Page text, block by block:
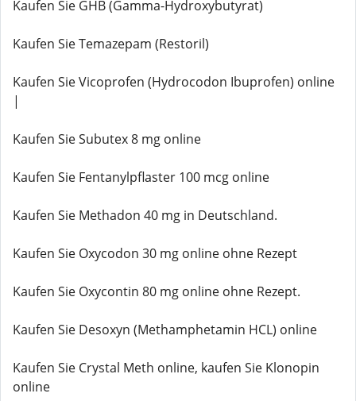
Kaufen Sie GHB (Gamma-Hydroxybutyrat)
Kaufen Sie Temazepam (Restoril)
Kaufen Sie Vicoprofen (Hydrocodon Ibuprofen) online
|
Kaufen Sie Subutex 8 mg online
Kaufen Sie Fentanylpflaster 100 mcg online
Kaufen Sie Methadon 40 mg in Deutschland.
Kaufen Sie Oxycodon 30 mg online ohne Rezept
Kaufen Sie Oxycontin 80 mg online ohne Rezept.
Kaufen Sie Desoxyn (Methamphetamin HCL) online
Kaufen Sie Crystal Meth online, kaufen Sie Klonopin
online